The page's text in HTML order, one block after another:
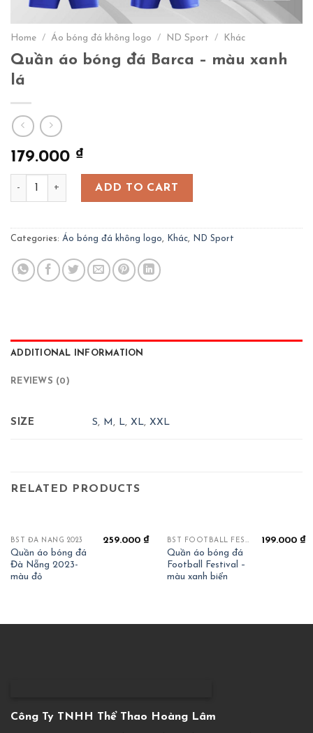
Home / Áo bóng đá không logo / ND Sport / Khác
Quần áo bóng đá Barca – màu xanh
lá
179.000 ₫
Quần áo bóng đá Barca - màu xanh lá quantity
ADD TO CART
Categories: Áo bóng đá không logo, Khác, ND Sport
ADDITIONAL INFORMATION
REVIEWS (0)
SIZE S, M , L,XL,XXL
RELATED PRODUCTS
BST ĐÀ NẴNG 2023
Quần áo bóng đá
Đà Nẵng 2023-
màu đỏ
259.000₫ BST FOOTBALL FESTIVAL
Quần áo bóng đá
Football Festival –
màu xanh biển
199.000₫
Công Ty TNHH Thể Thao Hoàng Lâm